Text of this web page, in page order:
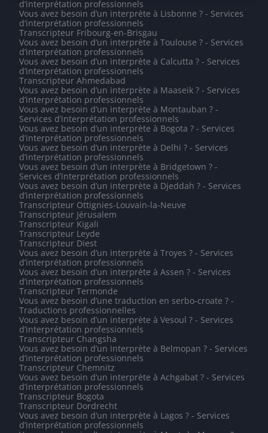
d’interprétation professionnels
Vous avez besoin d’un interprète à Lisbonne ? - Services
d’interprétation professionnels
Transcripteur Fribourg-en-Brisgau
Vous avez besoin d’un interprète à Toulouse ? - Services
d’interprétation professionnels
Vous avez besoin d’un interprète à Calcutta ? - Services
d’interprétation professionnels
Transcripteur Ahmedabad
Vous avez besoin d’un interprète à Maaseik ? - Services
d’interprétation professionnels
Vous avez besoin d’un interprète à Montauban ? -
Services d’interprétation professionnels
Vous avez besoin d’un interprète à Bogota ? - Services
d’interprétation professionnels
Vous avez besoin d’un interprète à Delhi ? - Services
d’interprétation professionnels
Vous avez besoin d’un interprète à Bridgetown ? -
Services d’interprétation professionnels
Vous avez besoin d’un interprète à Djeddah ? - Services
d’interprétation professionnels
Transcripteur Ottignies-Louvain-la-Neuve
Transcripteur Jérusalem
Transcripteur Kigali
Transcripteur Leyde
Transcripteur Diest
Vous avez besoin d’un interprète à Troyes ? - Services
d’interprétation professionnels
Vous avez besoin d’un interprète à Assen ? - Services
d’interprétation professionnels
Transcripteur Termonde
Vous avez besoin d’une traduction en serbo-croate ? -
Traductions professionnelles
Vous avez besoin d’un interprète à Vesoul ? - Services
d’interprétation professionnels
Transcripteur Changsha
Vous avez besoin d’un interprète à Belmopan ? - Services
d’interprétation professionnels
Transcripteur Chemnitz
Vous avez besoin d’un interprète à Achgabat ? - Services
d’interprétation professionnels
Transcripteur Bogota
Transcripteur Dordrecht
Vous avez besoin d’un interprète à Lagos ? - Services
d’interprétation professionnels